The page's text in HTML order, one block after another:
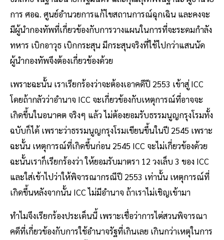
การ ศอฉ. ศูนย์อำนวยการแก้ไขสถานการณ์ฉุกเฉิน และคงจะ
มีผู้นำกองทัพที่เกี่ยวข้องกับการวางแผนในการที่จะระดมกำลัง
ทหาร เบิกอาวุธ เบิกกระสุน มีกระสุนจริงที่ใช้ไปกว่าแสนนัด
ผู้นำกองทัพจึงต้องเกี่ยวข้องด้วย
เพราะฉะนั้น เราเรียกร้องว่าจะต้องเอาคดีปี 2553 เข้าสู่ ICC
โดยถ้ากลัวว่าอำนาจ ICC จะเกี่ยวข้องกับเหตุการณ์ที่อาจจะ
เกิดขึ้นในอนาคต จริงๆ แล้ว ไม่ต้องยอมรับธรรมนูญกรุงโรมทั้ง
ฉบับก็ได้ เพราะว่าธรรมนูญกรุงโรมเขียนขึ้นในปี 2545 เพราะ
ฉะนั้น เหตุการณ์ที่เกิดขึ้นก่อน 2545 ICC จะไม่เกี่ยวข้องด้วย
ฉะนั้นเราก็เรียกร้องว่า ให้ยอมรับมาตรา 12 วงเล็บ 3 ของ ICC
และใส่เข้าไปว่าให้พิจารณากรณีปี 2553 เท่านั้น เหตุการณ์ที่
เกิดขึ้นหลังจากนั้น ICC ไม่มีอำนาจ ถ้าเราไม่เชิญเข้ามา
ทำไมจึงเรียกร้องประเด็นนี้ เพราะเชื่อว่าการไต่สวนพิจารณา
คดีที่เกี่ยวข้องกับการใช้อำนาจรัฐที่เกินเลย เกินกว่าเหตุในการ